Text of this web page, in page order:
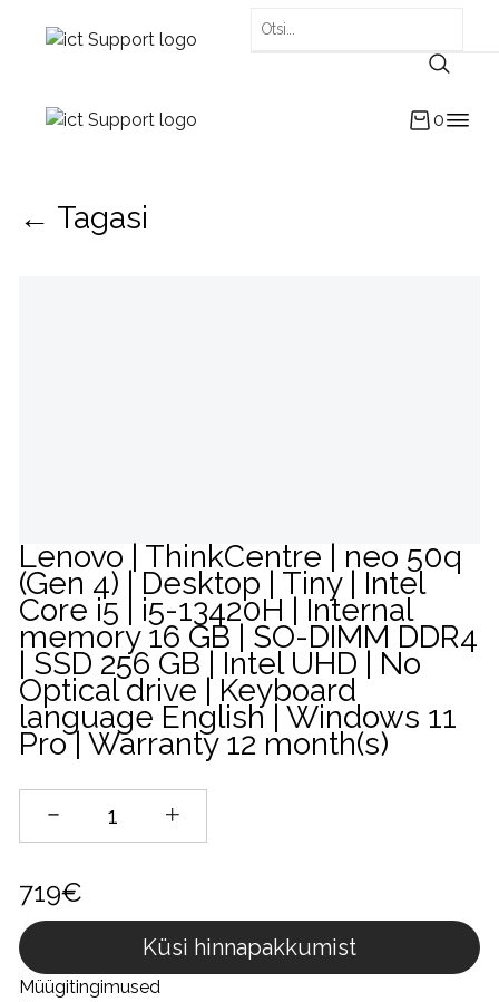
0
← Tagasi
Lenovo | ThinkCentre | neo 50q
(Gen 4) | Desktop | Tiny | Intel
Core i5 | i5-13420H | Internal
memory 16 GB | SO-DIMM DDR4
| SSD 256 GB | Intel UHD | No
Optical drive | Keyboard
language English | Windows 11
Pro | Warranty 12 month(s)
719€
Küsi hinnapakkumist
Müügitingimused